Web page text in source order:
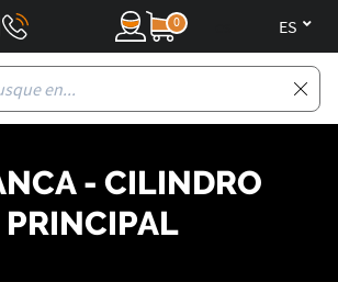
0
- CILINDRO
PRINCIPAL